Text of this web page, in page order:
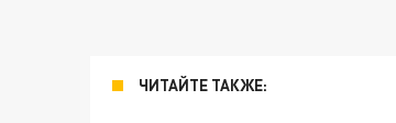
ЧИТАЙТЕ ТАКЖЕ: